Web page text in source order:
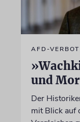
AFD-VERBOT
und
Der
mit Blick auf